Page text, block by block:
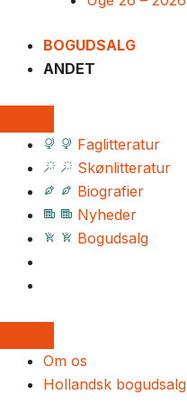
BOGUDSALG
ANDET
Faglitteratur
Skønlitteratur
Biografier
Nyheder
Bogudsalg
Om os
Hollandsk bogudsalg